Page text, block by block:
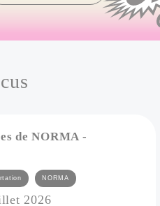
de NORMA -
NORMA
2026